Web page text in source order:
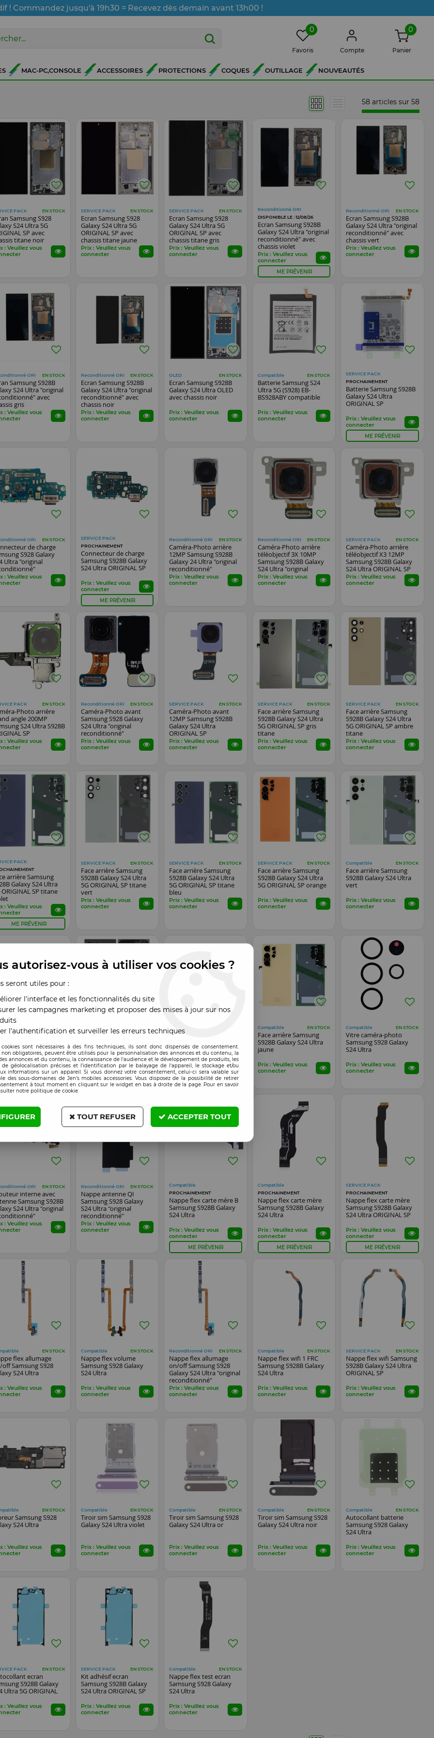
! Commandez jusqu'à 19h30 = Recevez dès demain avant 13h00 !
0
Favoris Compte
0
Panier
MAC-PC,CONSOLE ACCESSOIRES PROTECTIONS COQUES OUTILLAGE NOUVEAUTÉS
58 articles sur 58
PACK EN STOCK
Samsung S928
S24 Ultra 5G
SP avec
titane noir
: Veuillez vous
SERVICE PACK EN STOCK
Ecran Samsung S928
Galaxy S24 Ultra 5G
ORIGINAL SP avec
chassis titane jaune
Prix : Veuillez vous
connecter
SERVICE PACK EN STOCK
Ecran Samsung S928
Galaxy S24 Ultra 5G
ORIGINAL SP avec
chassis titane gris
Prix : Veuillez vous
connecter
Reconditionné ORI
DISPONIBLE LE : 12/08/26
Ecran Samsung S928B
Galaxy S24 Ultra "original
reconditionné" avec
chassis violet
Prix : Veuillez vous
connecter
ME PRÉVENIR
Reconditionné ORI EN STOCK
Ecran Samsung S928B
Galaxy S24 Ultra "original
reconditionné" avec
chassis vert
Prix : Veuillez vous
connecter
ORI EN STOCK
Samsung S928B
S24 Ultra "original
avec
gris
: Veuillez vous
Reconditionné ORI EN STOCK
Ecran Samsung S928B
Galaxy S24 Ultra "original
reconditionné" avec
chassis noir
Prix : Veuillez vous
connecter
OLED EN STOCK
Ecran Samsung S928B
Galaxy S24 Ultra OLED
avec chassis noir
Prix : Veuillez vous
connecter
Compatible EN STOCK
Batterie Samsung S24
Ultra 5G (S928) EB-
BS928ABY compatible
Prix : Veuillez vous
connecter
SERVICE PACK
PROCHAINEMENT
Batterie Samsung S928B
Galaxy S24 Ultra
ORIGINAL SP
Prix : Veuillez vous
connecter
ME PRÉVENIR
ORI EN STOCK
de charge
S928 Galaxy
Ultra "original
: Veuillez vous
SERVICE PACK
PROCHAINEMENT
Connecteur de charge
Samsung S928B Galaxy
S24 Ultra ORIGINAL SP
Prix : Veuillez vous
connecter
ME PRÉVENIR
Reconditionné ORI EN STOCK
Caméra-Photo arrière
12MP Samsung S928B
Galaxy 24 Ultra "original
reconditionné"
Prix : Veuillez vous
connecter
Reconditionné ORI EN STOCK
Caméra-Photo arrière
téléobjectif 3X 10MP
Samsung S928B Galaxy
S24 Ultra "original
reconditionné"
Prix : Veuillez vous
connecter
SERVICE PACK EN STOCK
Caméra-Photo arrière
téléobjectif X3 12MP
Samsung S928B Galaxy
S24 Ultra ORIGINAL SP
Prix : Veuillez vous
connecter
PACK EN STOCK
Photo arrière
angle 200MP
S24 Ultra S928B
SP
: Veuillez vous
Reconditionné ORI EN STOCK
Caméra-Photo avant
Samsung S928 Galaxy
S24 Ultra "original
reconditionné"
Prix : Veuillez vous
connecter
SERVICE PACK EN STOCK
Caméra-Photo avant
12MP Samsung S928B
Galaxy S24 Ultra
ORIGINAL SP
Prix : Veuillez vous
connecter
SERVICE PACK EN STOCK
Face arrière Samsung
S928B Galaxy S24 Ultra
5G ORIGINAL SP gris
titane
Prix : Veuillez vous
connecter
SERVICE PACK EN STOCK
Face arrière Samsung
S928B Galaxy S24 Ultra
5G ORIGINAL SP ambre
titane
Prix : Veuillez vous
connecter
PACK
arrière Samsung
Galaxy S24 Ultra
ORIGINAL SP titane
: Veuillez vous
ME PRÉVENIR
SERVICE PACK EN STOCK
Face arrière Samsung
S928B Galaxy S24 Ultra
5G ORIGINAL SP titane
vert
Prix : Veuillez vous
connecter
SERVICE PACK EN STOCK
Face arrière Samsung
S928B Galaxy S24 Ultra
5G ORIGINAL SP titane
bleu
Prix : Veuillez vous
connecter
SERVICE PACK EN STOCK
Face arrière Samsung
S928B Galaxy S24 Ultra
5G ORIGINAL SP orange
Prix : Veuillez vous
connecter
Compatible EN STOCK
Face arrière Samsung
S928B Galaxy S24 Ultra
vert
Prix : Veuillez vous
connecter
EN STOCK
arrière Samsung
Galaxy S24 Ultra
: Veuillez vous
Compatible
Face arrière Samsung
noir
Prix : Veuillez vous
connecter
Face arrière Samsung
S928B Galaxy S24 Ultra
titane gris
Prix : Veuillez vous
connecter
Compatible EN STOCK
Face arrière Samsung
S928B Galaxy S24 Ultra
jaune
Prix : Veuillez vous
connecter
Compatible EN STOCK
Vitre caméra-photo
Samsung S928 Galaxy
S24 Ultra
Prix : Veuillez vous
connecter
ORI EN STOCK
interne avec
Samsung S928B
S24 Ultra "original
: Veuillez vous
Reconditionné ORI EN STOCK
Nappe antenne QI
Samsung S928 Galaxy
S24 Ultra "original
reconditionné"
Prix : Veuillez vous
connecter
Compatible
PROCHAINEMENT
Nappe flex carte mère B
Samsung S928B Galaxy
S24 Ultra
Prix : Veuillez vous
connecter
ME PRÉVENIR
Compatible
PROCHAINEMENT
Nappe flex carte mère
Samsung S928B Galaxy
S24 Ultra
Prix : Veuillez vous
connecter
ME PRÉVENIR
SERVICE PACK
PROCHAINEMENT
Nappe flex carte mère
Samsung S928B Galaxy
S24 Ultra ORIGINAL SP
Prix : Veuillez vous
connecter
ME PRÉVENIR
EN STOCK
flex allumage
Samsung S928
S24 Ultra
: Veuillez vous
Compatible EN STOCK
Nappe flex volume
Samsung S928 Galaxy
S24 Ultra
Prix : Veuillez vous
connecter
Reconditionné ORI EN STOCK
Nappe flex allumage
on/off Samsung S928
Galaxy S24 Ultra "original
reconditionné"
Prix : Veuillez vous
connecter
Compatible EN STOCK
Nappe flex wifi 1 FRC
Samsung S928B Galaxy
S24 Ultra
Prix : Veuillez vous
connecter
SERVICE PACK EN STOCK
Nappe flex wifi Samsung
S928B Galaxy S24 Ultra
ORIGINAL SP
Prix : Veuillez vous
connecter
EN STOCK
Samsung S928
S24 Ultra
: Veuillez vous
Compatible EN STOCK
Tiroir sim Samsung S928
Galaxy S24 Ultra violet
Prix : Veuillez vous
connecter
Compatible EN STOCK
Tiroir sim Samsung S928
Galaxy S24 Ultra or
Prix : Veuillez vous
connecter
Compatible EN STOCK
Tiroir sim Samsung S928
Galaxy S24 Ultra noir
Prix : Veuillez vous
connecter
Compatible EN STOCK
Autocollant batterie
Samsung S928 Galaxy
S24 Ultra
Prix : Veuillez vous
connecter
PACK EN STOCK
ecran
S928B Galaxy
Ultra 5G ORIGINAL
: Veuillez vous
SERVICE PACK EN STOCK
Kit adhésif ecran
Samsung S928B Galaxy
S24 Ultra ORIGINAL SP
Prix : Veuillez vous
connecter
Compatible EN STOCK
Nappe flex test ecran
Samsung S928 Galaxy
S24 Ultra
Prix : Veuillez vous
connecter
autorisez-vous à utiliser vos cookies ?
seront utiles pour :
l'interface et les fonctionnalités du site
les campagnes marketing et proposer des mises à jour sur nos
l'authentification et surveiller les erreurs techniques
cookies sont nécessaires à des fins techniques, ils sont donc dispensés de consentement.
non obligatoires, peuvent être utilisés pour la personnalisation des annonces et du contenu, la
annonces et du contenu, la connaissance de l'audience et le développement de produits, les
de géolocalisation précises et l'identification par le balayage de l'appareil, le stockage et/ou
informations sur un appareil. Si vous donnez votre consentement, celui-ci sera valable sur
des sous-domaines de Jen's mobiles accessories. Vous disposez de la possibilité de retirer
à tout moment en cliquant sur le widget en bas à droite de la page. Pour en savoir
notre politique de cookie.
TOUT REFUSER ACCEPTER TOUT